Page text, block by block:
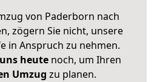
von Paderborn nach
zögern Sie nicht, unsere
in Anspruch zu nehmen.
heutenoch, um Ihren
Umzug zu planen.